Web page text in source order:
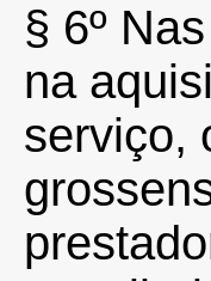
§ 6º
na
serviço,